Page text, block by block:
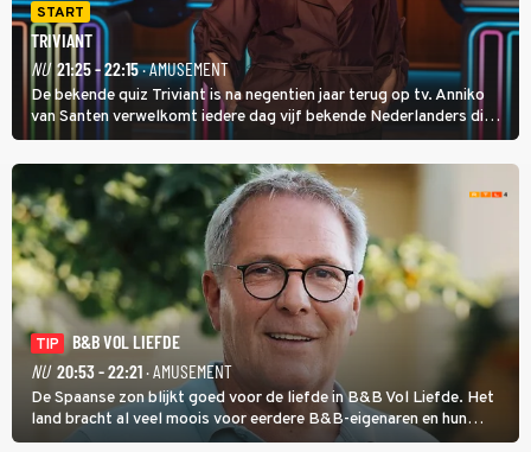
START
TRIVIANT
NU 21:25 - 22:15· AMUSEMENT
De bekende quiz Triviant is na negentien jaar terug op tv. Anniko
van Santen verwelkomt iedere dag vijf bekende Nederlanders die
vragen beantwoorden in verschillende categorieën. De beste
speler gaat direct door naar de finaleweek.
TIP
B&B VOL LIEFDE
NU 20:53 - 22:21· AMUSEMENT
De Spaanse zon blijkt goed voor de liefde in B&B Vol Liefde. Het
land bracht al veel moois voor eerdere B&B-eigenaren en hun
partners. Ook Paul runt zijn gastenverblijf in Spanje. De 62-jarige